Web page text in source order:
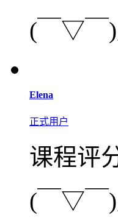
(￣▽￣
Elena
正式用户
课程评
(￣▽￣